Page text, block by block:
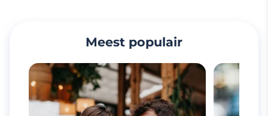
Meest populair